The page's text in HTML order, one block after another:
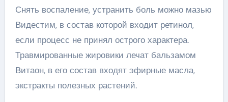
Снять воспаление, устранить боль можно мазью
Видестим, в состав которой входит ретинол,
если процесс не принял острого характера.
Травмированные жировики лечат бальзамом
Витаон, в его состав входят эфирные масла,
экстракты полезных растений.